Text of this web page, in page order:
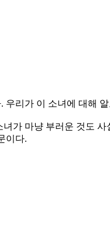
우리가 이 소녀에 대해
가 마냥 부러운 것도
이다.